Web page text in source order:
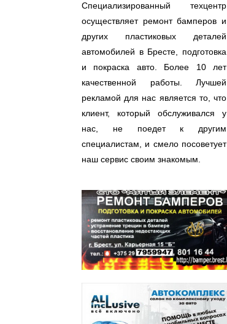
Специализированный техцентр
осуществляет ремонт бамперов и
других пластиковых деталей
автомобилей в Бресте, подготовка
и покраска авто. Более 10 лет
качественной работы. Лучшей
рекламой для нас является то, что
клиент, который обслуживался у
нас, не поедет к другим
специалистам, и смело посоветует
наш сервис своим знакомым.